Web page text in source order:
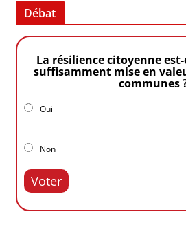
Débat
La résilience citoyenne
suffisamment mise en
communes
Oui
Non
Voter